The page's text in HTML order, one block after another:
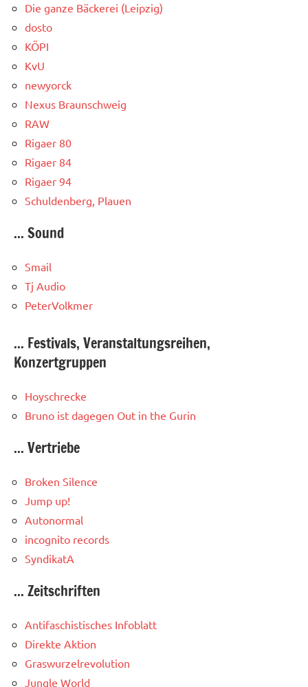
Die ganze Bäckerei (Leipzig)
dosto
KÖPI
KvU
newyorck
Nexus Braunschweig
RAW
Rigaer 80
Rigaer 84
Rigaer 94
Schuldenberg, Plauen
... Sound
Smail
Tj Audio
PeterVolkmer
... Festivals, Veranstaltungsreihen,
Konzertgruppen
Hoyschrecke
Bruno ist dagegen Out in the Gurin
... Vertriebe
Broken Silence
Jump up!
Autonormal
incognito records
SyndikatA
... Zeitschriften
Antifaschistisches Infoblatt
Direkte Aktion
Graswurzelrevolution
Jungle World